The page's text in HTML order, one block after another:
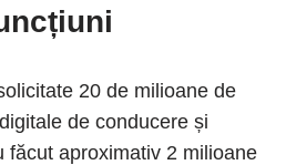
20 de milioane de
de conducere și
făcut aproximativ 2 milioane